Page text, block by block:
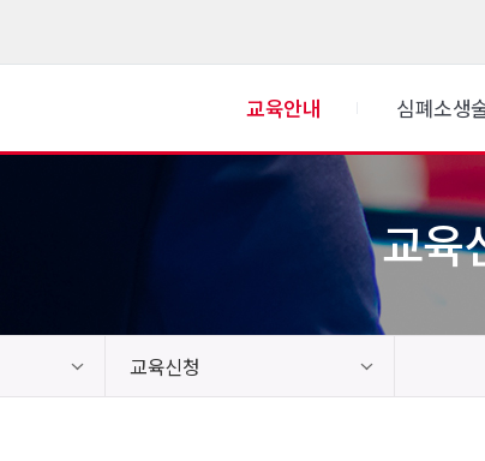
교육안내 심폐소생
교육
교육신청